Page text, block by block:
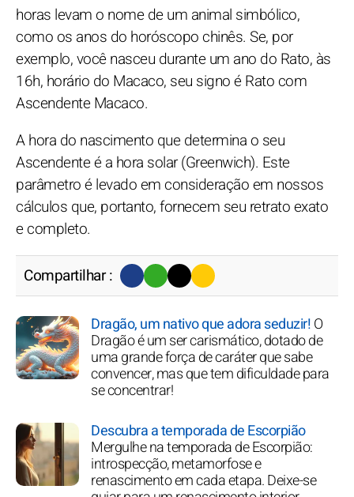
horas levam o nome de um animal simbólico,
como os anos do horóscopo chinês. Se, por
exemplo, você nasceu durante um ano do Rato, às
16h, horário do Macaco, seu signo é Rato com
Ascendente Macaco.
A hora do nascimento que determina o seu
Ascendente é a hora solar (Greenwich). Este
parâmetro é levado em consideração em nossos
cálculos que, portanto, fornecem seu retrato exato
e completo.
Compartilhar :
Dragão, um nativo que adora seduzir!O
Dragão é um ser carismático, dotado de
uma grande força de caráter que sabe
convencer, mas que tem dificuldade para
se concentrar!
Descubra a temporada de Escorpião
Mergulhe na temporada de Escorpião:
introspecção, metamorfose e
renascimento em cada etapa. Deixe-se